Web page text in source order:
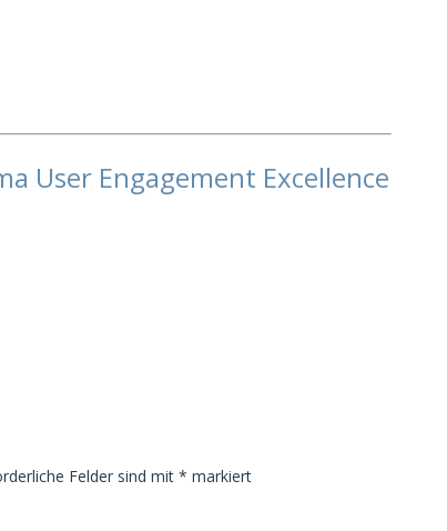
User Engagement Excellence
Felder sind mit* markiert